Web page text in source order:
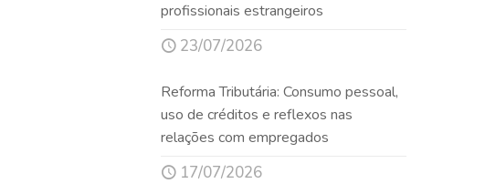
profissionais estrangeiros
23/07/2026
Reforma Tributária: Consumo pessoal,
uso de créditos e reflexos nas
relações com empregados
17/07/2026